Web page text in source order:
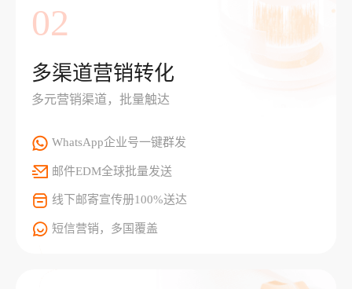
02
多渠道营销转化
多元营销渠道，批量触达
WhatsApp企业号一键群发
邮件EDM全球批量发送
线下邮寄宣传册100%送达
短信营销，多国覆盖